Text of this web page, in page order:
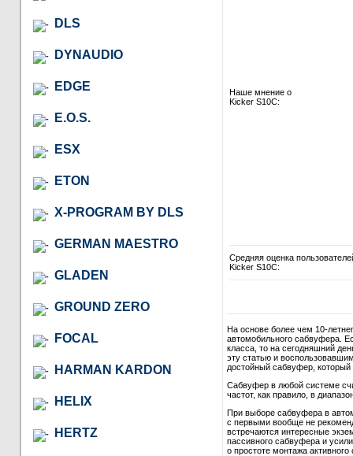
DLS
DYNAUDIO
EDGE
E.O.S.
ESX
ETON
X-PROGRAM BY DLS
GERMAN MAESTRO
GLADEN
GROUND ZERO
FOCAL
HARMAN KARDON
HELIX
HERTZ
Наше мнение о
Kicker S10C:
Средняя оценка
Kicker S10C:
На основе более чем 10-
автомобильного сабвуфера.
класса, то на сегодняшний
эту статью и
достойный сабвуфер, который
Сабвуфер в любой системе
частот, как правило, в
При выборе сабвуфера в
с первыми вообще не
встречаются интересные
пассивного сабвуфера и
о простоте монтажа